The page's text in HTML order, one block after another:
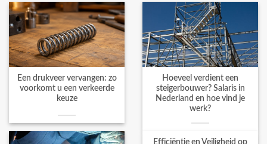
Een drukveer vervangen: zo
voorkomt u een verkeerde
keuze
Hoeveel verdient een
steigerbouwer? Salaris in
Nederland en hoe vind je
werk?
Efficiëntie en Veiligheid op